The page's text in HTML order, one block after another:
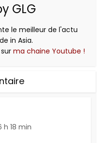
GLG
le meilleur de l'actu
in Asia.
ma chaine Youtube !
h 18 min